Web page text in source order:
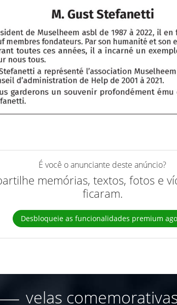
É você o anunciante deste anúncio?
memórias, textos, fotos e
ficaram.
Desbloqueie as funcionalidades premium
velas